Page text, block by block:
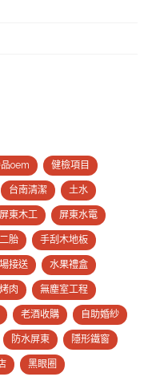
oem 健檢項目
台南清潔 土水
屏東木工 屏東水電
胎 手刮木地板
接送 水果禮盒
烤肉 無塵室工程
老酒收購 自助婚紗
防水屏東 隱形鐵窗
黑眼圈